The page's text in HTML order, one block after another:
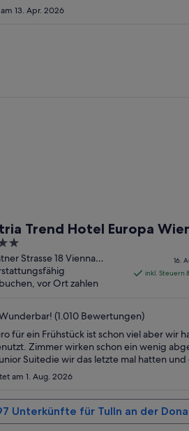
13. Apr. 2026
Trend Hotel Europa
Strasse 18 Vienna
vor Ort zahlen
16.
inkl. Steuern
(1.010 Bewertungen)
für ein Frühstück ist schon viel aber wir
Zimmer wirken schon ein wenig
Suitedie wir das letzte mal hatten und
Zimmer auch). Die Lage ist einfach top
der Stadt und trotzdem hörst du eher den
als Außengeräusche. ..."
am 1. Aug. 2026
Unterkünfte für Tulln an der